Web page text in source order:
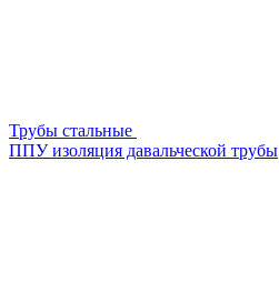
Трубы стальные
ППУ изоляция давальческой трубы